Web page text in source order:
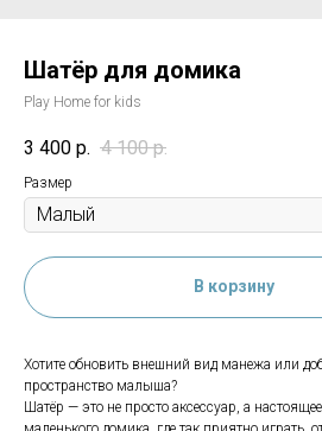
Шатёр для домика
Play Home for kids
3 400 р. 4 100 р.
Размер
В корзину
Хотите обновить внешний вид манежа или
пространство малыша?
Шатёр — это не просто аксессуар, а